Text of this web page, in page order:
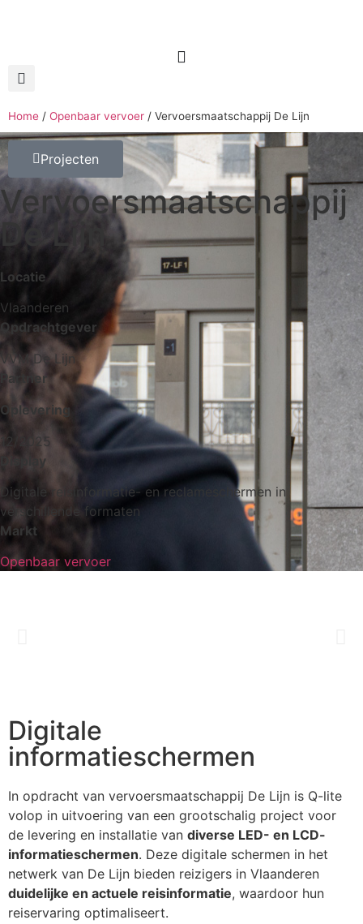
Home / Openbaar vervoer / Vervoersmaatschappij De Lijn
Projecten
Vervoersmaatschappij
De Lijn
Locatie
Vlaanderen
Opdrachtgever
VVM De Lijn
Partner
Oplevering
12/2025
Display
Digitale reisinformatie- en reclameschermen in
verschillende formaten
Markt
Openbaar vervoer
Digitale
informatieschermen
In opdracht van vervoersmaatschappij De Lijn is Q-lite
volop in uitvoering van een grootschalig project voor
de levering en installatie van diverse LED- en LCD-
informatieschermen. Deze digitale schermen in het
netwerk van De Lijn bieden reizigers in Vlaanderen
duidelijke en actuele reisinformatie, waardoor hun
reiservaring optimaliseert.